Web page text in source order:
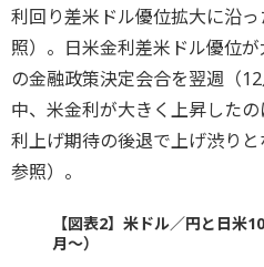
利回り差米ドル優位拡大に沿
照）。日米金利差米ドル優位
の金融政策決定会合を翌週（
中、米金利が大きく上昇した
利上げ期待の後退で上げ渋り
参照）。
【図表2】米ドル／円と日米
月～）